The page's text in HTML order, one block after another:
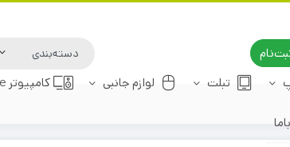
تبلت لوازم جانبی کامپیوتر All in One